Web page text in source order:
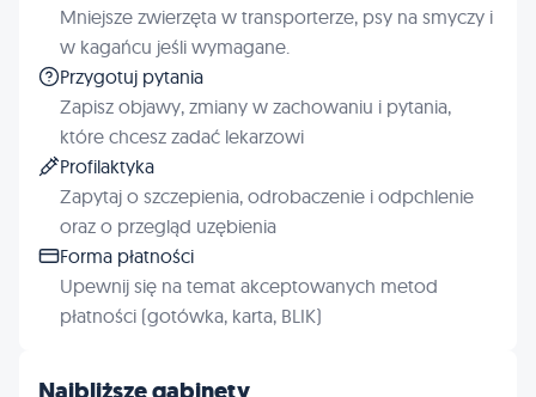
Mniejsze zwierzęta w transporterze, psy na smyczy i
w kagańcu jeśli wymagane.
Przygotuj pytania
Zapisz objawy, zmiany w zachowaniu i pytania,
które chcesz zadać lekarzowi
Profilaktyka
Zapytaj o szczepienia, odrobaczenie i odpchlenie
oraz o przegląd uzębienia
Forma płatności
Upewnij się na temat akceptowanych metod
płatności (gotówka, karta, BLIK)